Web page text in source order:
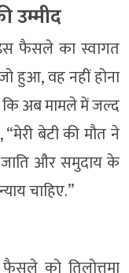
उम्मीद
फैसले का स्वागत
हुआ, वह नहीं होना
कि अब मामले में जल्द
बेटी की मौत ने
जाति और समुदाय के
चाहिए.”